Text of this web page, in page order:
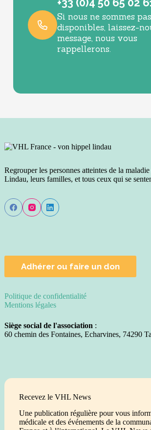
Si nous ne sommes pas
disponibles, laissez-
message, nous vous
rappellerons.
Regrouper les personnes atteintes de la
Lindau, leurs familles, et tous ceux qui se
Adhérer ou faire un don
Politique de confidentialité
Mentions légales
Siège social de l'association :
60 chemin des Fontaines, Echarvines, 74290
Recevez le VHL News
Une publication régulière pour vous
médicale et des événements de la